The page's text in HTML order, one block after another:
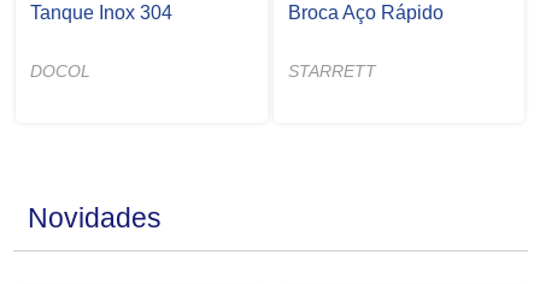
Tanque Inox 304
DOCOL
Broca Aço Rápido
STARRETT
Novidades